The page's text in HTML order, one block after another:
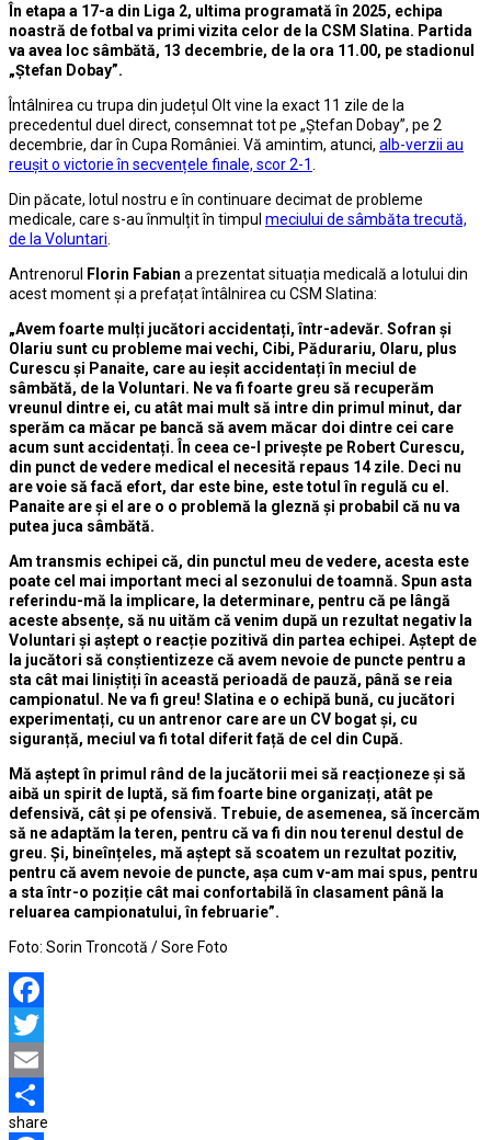
În etapa a 17-a din Liga 2, ultima programată în 2025, echipa
noastră de fotbal va primi vizita celor de la CSM Slatina. Partida
va avea loc sâmbătă, 13 decembrie, de la ora 11.00, pe stadionul
„Ștefan Dobay”.
Întâlnirea cu trupa din județul Olt vine la exact 11 zile de la
precedentul duel direct, consemnat tot pe „Ștefan Dobay”, pe 2
decembrie, dar în Cupa României. Vă amintim, atunci, alb-verzii au
reușit o victorie în secvențele finale, scor 2-1
Din păcate, lotul nostru e în continuare decimat de probleme
medicale, care s-au înmulțit în timpul meciului de sâmbăta trecută,
de la Voluntari
Antrenorul
Florin Fabian a prezentat situația medicală a lotului din
acest moment și a prefațat întâlnirea cu CSM Slatina:
„Avem foarte mulți jucători accidentați, într-adevăr. Sofran și
Olariu sunt cu probleme mai vechi, Cibi, Pădurariu, Olaru, plus
Curescu și Panaite, care au ieșit accidentați în meciul de
sâmbătă, de la Voluntari. Ne va fi foarte greu să recuperăm
vreunul dintre ei, cu atât mai mult să intre din primul minut, dar
sperăm ca măcar pe bancă să avem măcar doi dintre cei care
acum sunt accidentați. În ceea ce-l privește pe Robert Curescu,
din punct de vedere medical el necesită repaus 14 zile. Deci nu
are voie să facă efort, dar este bine, este totul în regulă cu el.
Panaite are și el are o o problemă la gleznă și probabil că nu va
putea juca sâmbătă.
Am transmis echipei că, din punctul meu de vedere, acesta este
poate cel mai important meci al sezonului de toamnă. Spun asta
referindu-mă la implicare, la determinare, pentru că pe lângă
aceste absențe, să nu uităm că venim după un rezultat negativ la
Voluntari și aștept o reacție pozitivă din partea echipei. Aștept de
la jucători să conștientizeze că avem nevoie de puncte pentru a
sta cât mai liniștiți în această perioadă de pauză, până se reia
campionatul. Ne va fi greu! Slatina e o echipă bună, cu jucători
experimentați, cu un antrenor care are un CV bogat și, cu
siguranță, meciul va fi total diferit față de cel din Cupă.
Mă aștept în primul rând de la jucătorii mei să reacționeze și să
aibă un spirit de luptă, să fim foarte bine organizați, atât pe
defensivă, cât și pe ofensivă. Trebuie, de asemenea, să încercăm
să ne adaptăm la teren, pentru că va fi din nou terenul destul de
greu. Și, bineînțeles, mă aștept să scoatem un rezultat pozitiv,
pentru că avem nevoie de puncte, așa cum v-am mai spus, pentru
a sta într-o poziție cât mai confortabilă în clasament până la
reluarea campionatului, în februarie”.
Foto: Sorin Troncotă / Sore Foto
Facebook
Twitter
Email
Partajează
share